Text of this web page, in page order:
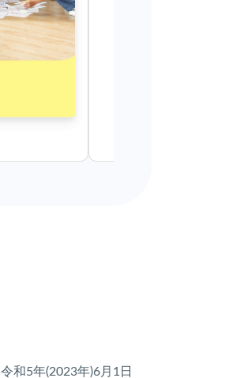
令和5年(2023年)6月1日